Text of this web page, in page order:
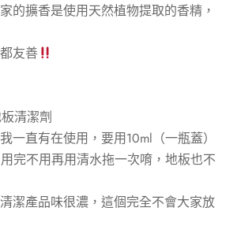
的擴香是使用天然植物提取的香精，
友善
清潔劑
一直有在使用，要用10ml（一瓶蓋）
完不用再用清水拖一次唷，地板也不
潔產品味很濃，這個完全不會大家放